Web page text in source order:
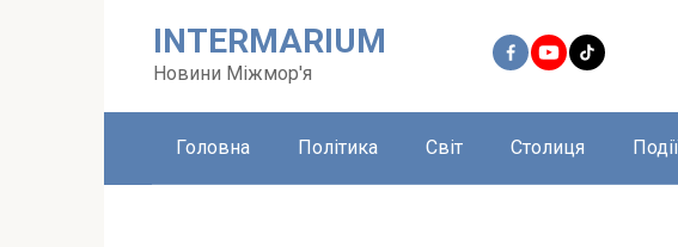
INTERMARIUM
Новини Міжмор'я
Головна Політика Світ Столиця Події